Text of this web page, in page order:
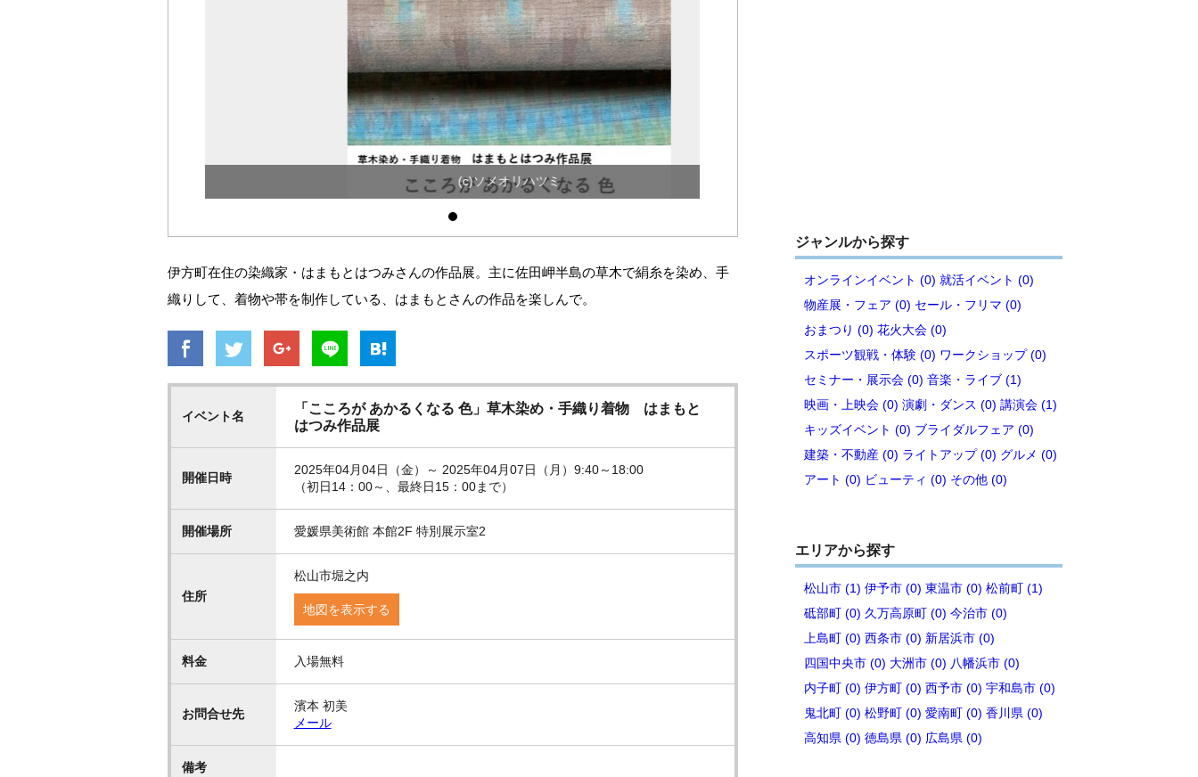
(c)ソメオリハツミ
伊方町在住の染織家・はまもとはつみさんの作品展。主に佐田岬半島の草木で絹糸を染め、手
織りして、着物や帯を制作している、はまもとさんの作品を楽しんで。
イベント名
「こころが あかるくなる 色」草木染め・手織り着物 はまもと
はつみ作品展
開催日時
2025年04月04日（金）～ 2025年04月07日（月）9:40～18:00
（初日14：00～、最終日15：00まで）
開催場所 愛媛県美術館 本館2F 特別展示室2
住所
松山市堀之内
地図を表示する
料金 入場無料
お問合せ先
濱本 初美
メール
備考
ジャンルから探す
オンラインイベント (0) 就活イベント (0)
物産展・フェア (0) セール・フリマ (0)
おまつり (0) 花火大会 (0)
スポーツ観戦・体験 (0) ワークショップ (0)
セミナー・展示会 (0) 音楽・ライブ (1)
映画・上映会 (0) 演劇・ダンス (0) 講演会 (1)
キッズイベント (0) ブライダルフェア (0)
建築・不動産 (0) ライトアップ (0) グルメ (0)
アート (0) ビューティ (0) その他 (0)
エリアから探す
松山市 (1) 伊予市 (0) 東温市 (0) 松前町 (1)
砥部町 (0) 久万高原町 (0) 今治市 (0)
上島町 (0) 西条市 (0) 新居浜市 (0)
四国中央市 (0) 大洲市 (0) 八幡浜市 (0)
内子町 (0) 伊方町 (0) 西予市 (0) 宇和島市 (0)
鬼北町 (0) 松野町 (0) 愛南町 (0) 香川県 (0)
高知県 (0) 徳島県 (0) 広島県 (0)